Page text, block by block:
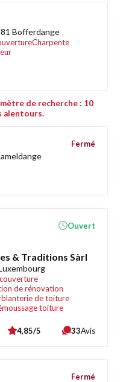
Bofferdange
Charpente
de recherche : 10
alentours.
Fermé
& Traditions Sàrl
de rénovation
de toiture
toiture
Ouvert
4,85/5 33Avis
Fermé